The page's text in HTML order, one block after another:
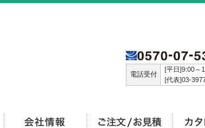
電話受付
[平日]9:00～
[代表]03-